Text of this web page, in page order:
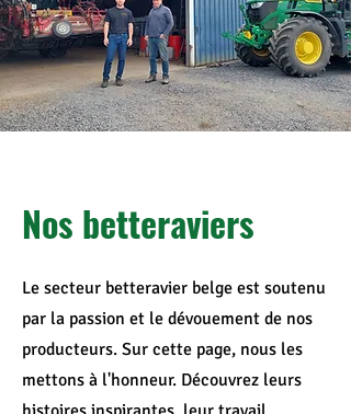
Nos betteraviers
Le secteur betteravier belge est soutenu
par la passion et le dévouement de nos
producteurs. Sur cette page, nous les
mettons à l'honneur. Découvrez leurs